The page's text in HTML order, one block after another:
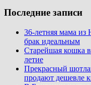
Последние записи
36-летняя мама
брак идеальным
Старейшая кошка
летие
Прекрасный
продают дешевле